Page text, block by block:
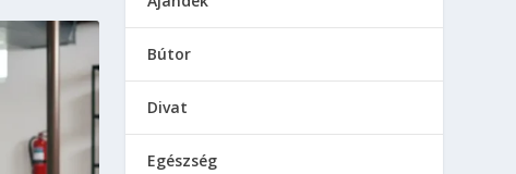
Bútor
Divat
Egészség